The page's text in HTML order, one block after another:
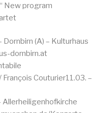
New program
(A) – Kulturhaus
dornbirn.at
François Couturier11.03. –
Allerheiligenhofkirche